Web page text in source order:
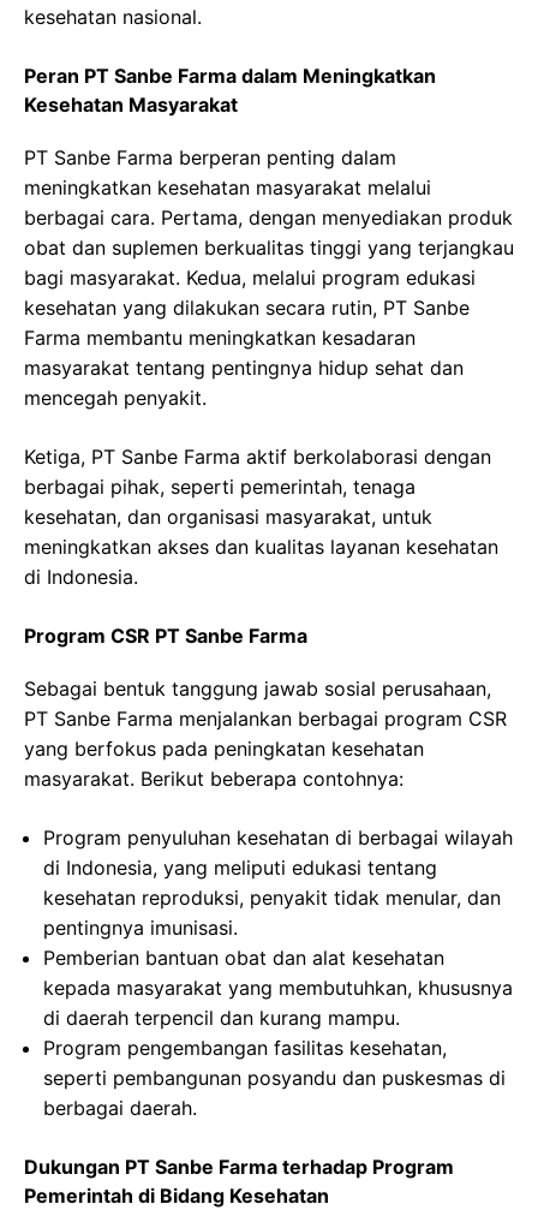
kesehatan nasional.
Peran PT Sanbe Farma dalam Meningkatkan
Kesehatan Masyarakat
PT Sanbe Farma berperan penting dalam
meningkatkan kesehatan masyarakat melalui
berbagai cara. Pertama, dengan menyediakan produk
obat dan suplemen berkualitas tinggi yang terjangkau
bagi masyarakat. Kedua, melalui program edukasi
kesehatan yang dilakukan secara rutin, PT Sanbe
Farma membantu meningkatkan kesadaran
masyarakat tentang pentingnya hidup sehat dan
mencegah penyakit.
Ketiga, PT Sanbe Farma aktif berkolaborasi dengan
berbagai pihak, seperti pemerintah, tenaga
kesehatan, dan organisasi masyarakat, untuk
meningkatkan akses dan kualitas layanan kesehatan
di Indonesia.
Program CSR PT Sanbe Farma
Sebagai bentuk tanggung jawab sosial perusahaan,
PT Sanbe Farma menjalankan berbagai program CSR
yang berfokus pada peningkatan kesehatan
masyarakat. Berikut beberapa contohnya:
Program penyuluhan kesehatan di berbagai wilayah
di Indonesia, yang meliputi edukasi tentang
kesehatan reproduksi, penyakit tidak menular, dan
pentingnya imunisasi.
Pemberian bantuan obat dan alat kesehatan
kepada masyarakat yang membutuhkan, khususnya
di daerah terpencil dan kurang mampu.
Program pengembangan fasilitas kesehatan,
seperti pembangunan posyandu dan puskesmas di
berbagai daerah.
Dukungan PT Sanbe Farma terhadap Program
Pemerintah di Bidang Kesehatan